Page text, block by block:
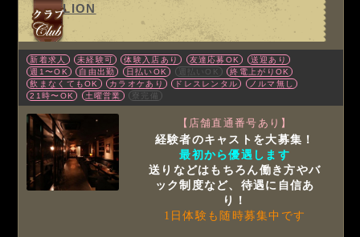
LION
新着求人 未経験可 体験入店あり 友達応募OK
送迎あり
週1〜OK
自由出勤 日払いOK 週払いOK
終電上がりOK
飲まなくてもOK
カラオケあり ドレスレンタル
ノルマ無し
21時〜OK
土曜営業 寮完備
【店舗直通番号あり】
経験者のキャストを大募集！
最初から優遇します
送りなどはもちろん働き方やバ
ック制度など、待遇に自信あ
り！
1日体験も随時募集中です